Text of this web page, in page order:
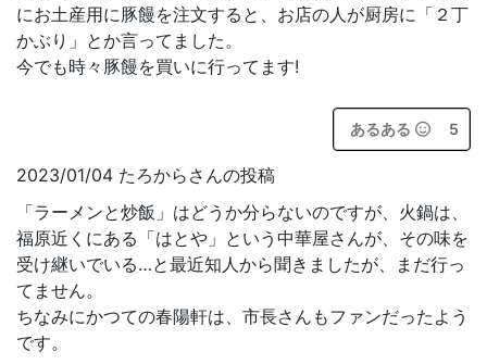
にお土産用に豚饅を注文すると、お店の人が厨房に「２丁
かぶり」とか言ってました。
今でも時々豚饅を買いに行ってます!
あるある 5
2023/01/04 たろからさんの投稿
「ラーメンと炒飯」はどうか分らないのですが、火鍋は、
福原近くにある「はとや」という中華屋さんが、その味を
受け継いでいる…と最近知人から聞きましたが、まだ行っ
てません。
ちなみにかつての春陽軒は、市長さんもファンだったよう
です。